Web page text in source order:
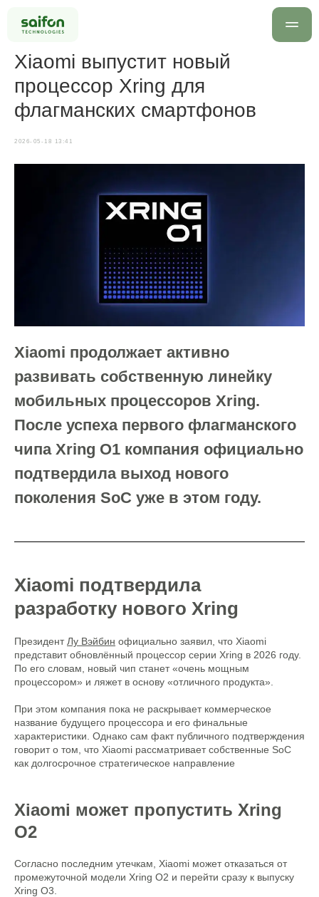
Xiaomi выпустит новый
процессор Xring для
флагманских смартфонов
2026-05-18 13:41
Xiaomi продолжает активно
развивать собственную линейку
мобильных процессоров Xring.
После успеха первого флагманского
чипа Xring O1 компания официально
подтвердила выход нового
поколения SoC уже в этом году.
Xiaomi подтвердила
разработку нового Xring
Президент Лу Вэйбин официально заявил, что Xiaomi
представит обновлённый процессор серии Xring в 2026 году.
По его словам, новый чип станет «очень мощным
процессором» и ляжет в основу «отличного продукта».
При этом компания пока не раскрывает коммерческое
название будущего процессора и его финальные
характеристики. Однако сам факт публичного подтверждения
говорит о том, что Xiaomi рассматривает собственные SoC
как долгосрочное стратегическое направление
Xiaomi может пропустить Xring
O2
Согласно последним утечкам, Xiaomi может отказаться от
промежуточной модели Xring O2 и перейти сразу к выпуску
Xring O3.